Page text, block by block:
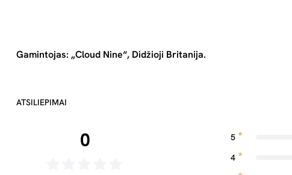
Gamintojas: „Cloud Nine“, Didžioji Britanija.
ATSILIEPIMAI
0 5
4